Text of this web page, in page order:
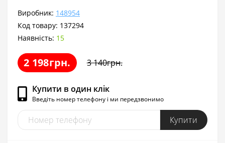
Виробник: 148954
Код товару: 137294
Наявність: 15
2 198грн. 3 140грн.
Купити в один клік
Введіть номер телефону і ми передзвонимо
Купити